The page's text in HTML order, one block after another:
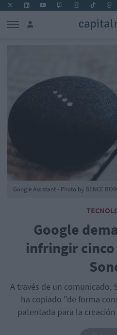
Google
infringir cinco
A través de un comunicado,
ha copiado "de forma
patentada para la
Google Assistant - Photo by BENCE